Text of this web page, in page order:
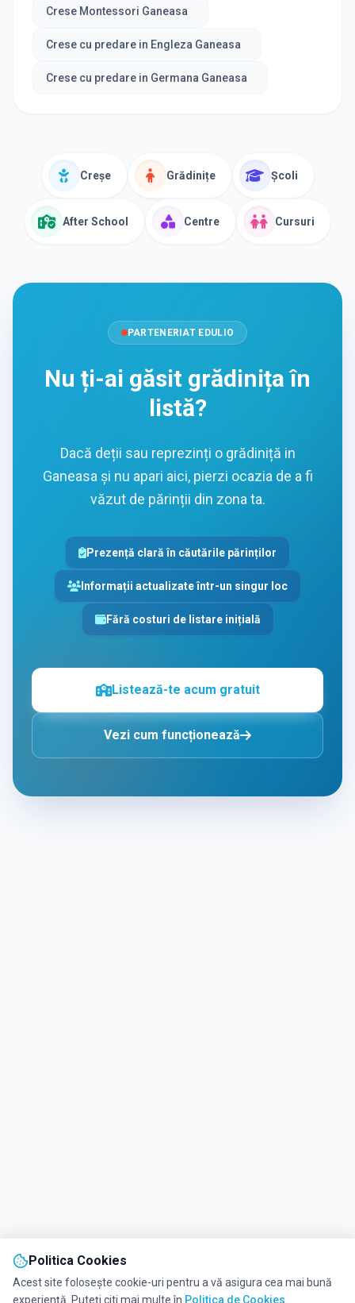
Crese Montessori Ganeasa
Crese cu predare in Engleza Ganeasa
Crese cu predare in Germana Ganeasa
Creșe Grădinițe Școli
After School Centre Cursuri
PARTENERIAT EDULIO
Nu ți-ai găsit grădinița în
listă?
Dacă deții sau reprezinți o grădiniță in
Ganeasa și nu apari aici, pierzi ocazia de a fi
văzut de părinții din zona ta.
Prezență clară în căutările părinților
Informații actualizate într-un singur loc
Fără costuri de listare inițială
Listează-te acum gratuit
Vezi cum funcționează
Politica Cookies
Acest site folosește cookie-uri pentru a vă asigura cea mai bună
experiență. Puteți citi mai multe în Politica de Cookies